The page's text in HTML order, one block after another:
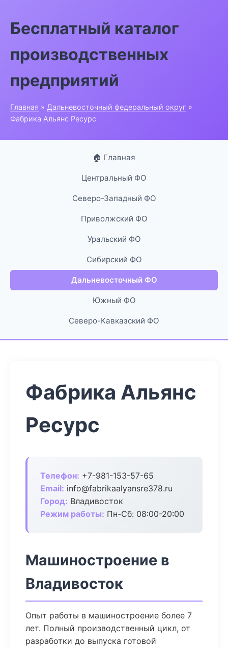
Бесплатный каталог
производственных
предприятий
Главная » Дальневосточный федеральный округ »
Фабрика Альянс Ресурс
🏠 Главная
Центральный ФО
Северо-Западный ФО
Приволжский ФО
Уральский ФО
Сибирский ФО
Дальневосточный ФО
Южный ФО
Северо-Кавказский ФО
Фабрика Альянс
Ресурс
Телефон: +7-981-153-57-65
Email: info@fabrikaalyansre378.ru
Город: Владивосток
Режим работы: Пн-Сб: 08:00-20:00
Машиностроение в
Владивосток
Опыт работы в машиностроение более 7
лет. Полный производственный цикл, от
разработки до выпуска готовой